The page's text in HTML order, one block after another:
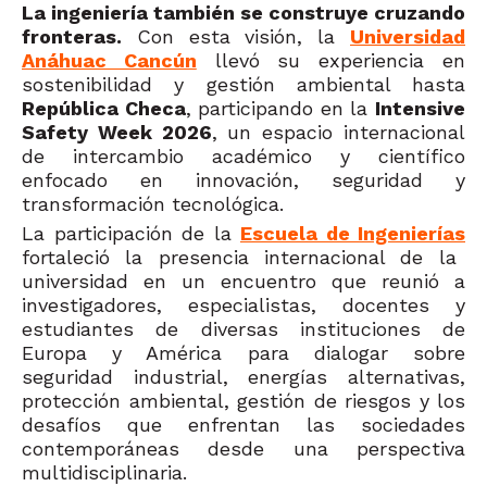
La ingeniería también se construye cruzando
fronteras. Con esta visión, la Universidad
Anáhuac Cancún llevó su experiencia en
sostenibilidad y gestión ambiental hasta
República Checa, participando en la Intensive
Safety Week 2026, un espacio internacional
de intercambio académico y científico
enfocado en innovación, seguridad y
transformación tecnológica.
La participación de la Escuela de Ingenierías
fortaleció la presencia internacional de la
universidad en un encuentro que reunió a
investigadores, especialistas, docentes y
estudiantes de diversas instituciones de
Europa y América para dialogar sobre
seguridad industrial, energías alternativas,
protección ambiental, gestión de riesgos y los
desafíos que enfrentan las sociedades
contemporáneas desde una perspectiva
multidisciplinaria.